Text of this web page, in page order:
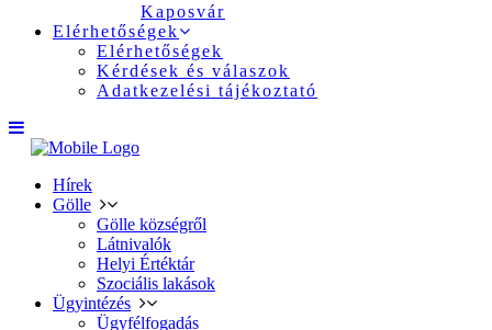
Kaposvár
Elérhetőségek
Elérhetőségek
Kérdések és válaszok
Adatkezelési tájékoztató
Hírek
Gölle
Gölle községről
Látnivalók
Helyi Értéktár
Szociális lakások
Ügyintézés
Ügyfélfogadás